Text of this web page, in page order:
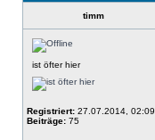
timm
ist öfter hier
Registriert: 27.07.2014, 02:09
Beiträge: 75